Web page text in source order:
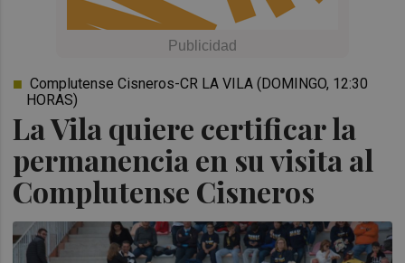
La Vila quiere certificar la
permanencia en su visita al
Complutense Cisneros
Complutense Cisneros-CR LA VILA (DOMINGO, 12:30
HORAS)